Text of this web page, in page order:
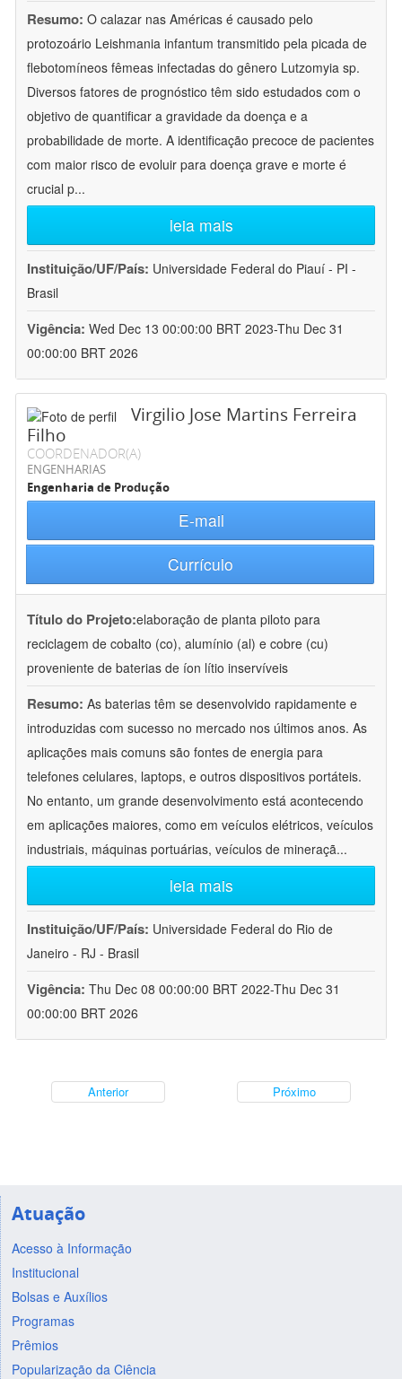
Resumo: O calazar nas Américas é causado pelo
protozoário Leishmania infantum transmitido pela picada de
flebotomíneos fêmeas infectadas do gênero Lutzomyia sp.
Diversos fatores de prognóstico têm sido estudados com o
objetivo de quantificar a gravidade da doença e a
probabilidade de morte. A identificação precoce de pacientes
com maior risco de evoluir para doença grave e morte é
crucial p...
leia mais
Instituição/UF/País: Universidade Federal do Piauí - PI -
Brasil
Vigência: Wed Dec 13 00:00:00 BRT 2023-Thu Dec 31
00:00:00 BRT 2026
Virgilio Jose Martins Ferreira
Filho
COORDENADOR(A)
ENGENHARIAS
Engenharia de Produção
E-mail
Currículo
Título do Projeto:elaboração de planta piloto para
reciclagem de cobalto (co), alumínio (al) e cobre (cu)
proveniente de baterias de íon lítio inservíveis
Resumo: As baterias têm se desenvolvido rapidamente e
introduzidas com sucesso no mercado nos últimos anos. As
aplicações mais comuns são fontes de energia para
telefones celulares, laptops, e outros dispositivos portáteis.
No entanto, um grande desenvolvimento está acontecendo
em aplicações maiores, como em veículos elétricos, veículos
industriais, máquinas portuárias, veículos de mineraçã...
leia mais
Instituição/UF/País: Universidade Federal do Rio de
Janeiro - RJ - Brasil
Vigência: Thu Dec 08 00:00:00 BRT 2022-Thu Dec 31
00:00:00 BRT 2026
Anterior Próximo
Atuação
Acesso à Informação
Institucional
Bolsas e Auxílios
Programas
Prêmios
Popularização da Ciência